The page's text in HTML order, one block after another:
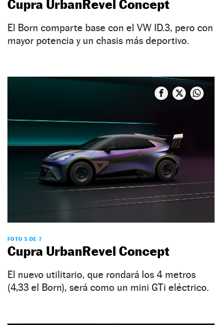
Cupra UrbanRevel Concept
El Born comparte base con el VW ID.3, pero con
mayor potencia y un chasis más deportivo.
FOTO 5 DE 7
Cupra UrbanRevel Concept
El nuevo utilitario, que rondará los 4 metros
(4,33 el Born), será como un mini GTi eléctrico.